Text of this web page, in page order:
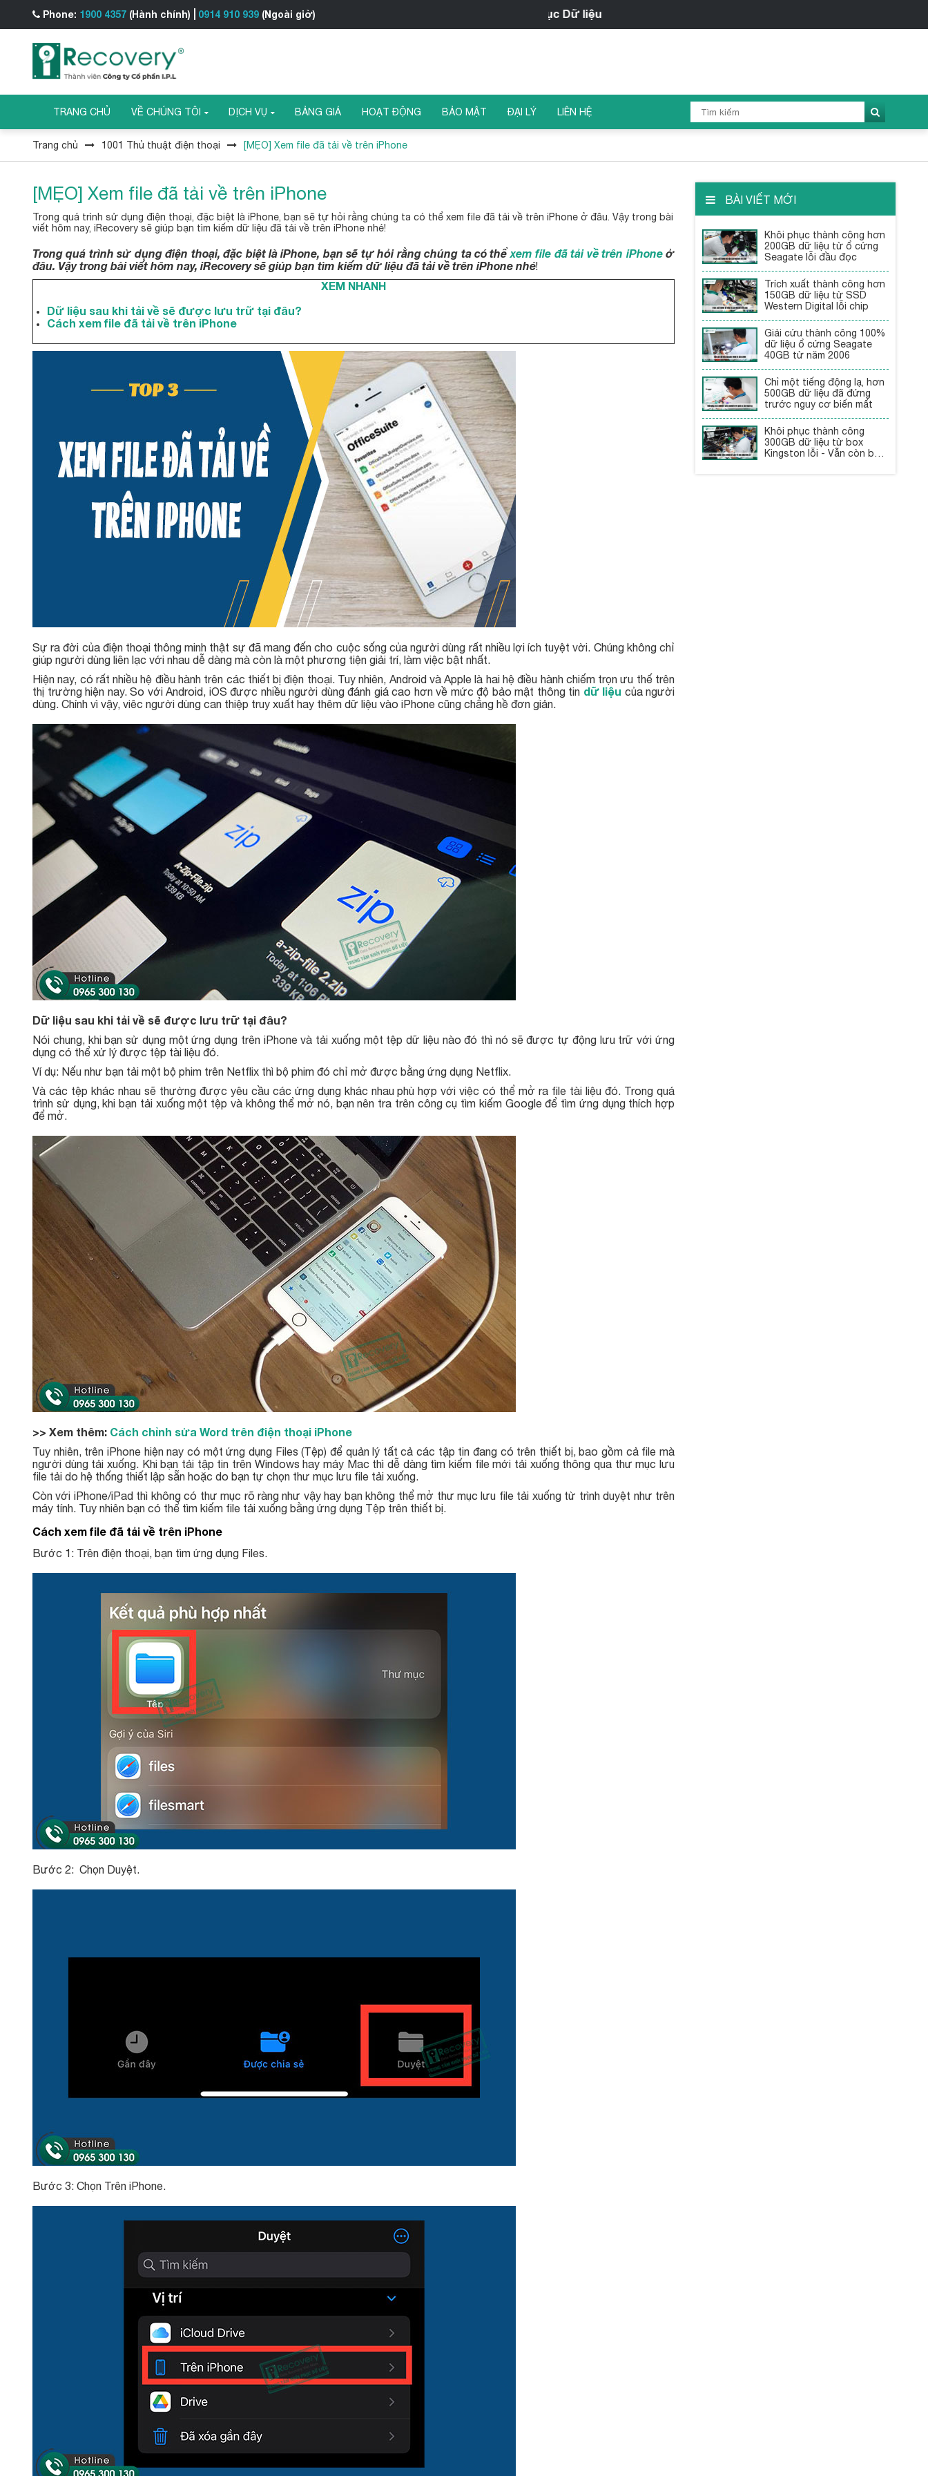
Phone: 1900 4357 (Hành chính) 0914 910 939 (Ngoài giờ)
TRANG CHỦ VỀ CHÚNG TÔI DỊCH VỤ BẢNG GIÁ HOẠT ĐỘNG BẢO MẬT ĐẠI LÝ LIÊN HỆ
Trang chủ 1001 Thủ thuật điện thoại [MẸO] Xem file đã tải về trên iPhone
[MẸO] Xem file đã tải về trên iPhone
Trong quá trình sử dụng điện thoại, đặc biệt là iPhone, bạn sẽ tự hỏi rằng chúng ta có thể xem file đã tải về trên iPhone ở đâu. Vậy trong bài
viết hôm nay, iRecovery sẽ giúp bạn tìm kiếm dữ liệu đã tải về trên iPhone nhé!
Trong quá trình sử dụng điện thoại, đặc biệt là iPhone, bạn sẽ tự hỏi rằng chúng ta có thểxem file đã tải về trên iPhoneở
đâu. Vậy trong bài viết hôm nay, iRecovery sẽ giúp bạn tìm kiếm dữ liệu đã tải về trên iPhone nhé!
XEM NHANH
Dữ liệu sau khi tải về sẽ được lưu trữ tại đâu?
Cách xem file đã tải về trên iPhone
Sự ra đời của điện thoại thông minh thật sự đã mang đến cho cuộc sống của người dùng rất nhiều lợi ích tuyệt vời. Chúng không chỉ
giúp người dùng liên lạc với nhau dễ dàng mà còn là một phương tiện giải trí, làm việc bật nhất.
Hiện nay, có rất nhiều hệ điều hành trên các thiết bị điện thoại. Tuy nhiên, Android và Apple là hai hệ điều hành chiếm trọn ưu thế trên
thị trường hiện nay. So với Android, iOS được nhiều người dùng đánh giá cao hơn về mức độ bảo mật thông tin dữ liệu của người
dùng. Chính vì vậy, viêc người dùng can thiệp truy xuất hay thêm dữ liệu vào iPhone cũng chẳng hề đơn giản.
Dữ liệu sau khi tải về sẽ được lưu trữ tại đâu?
Nói chung, khi bạn sử dụng một ứng dụng trên iPhone và tải xuống một tệp dữ liệu nào đó thì nó sẽ được tự động lưu trữ với ứng
dụng có thể xử lý được tệp tài liệu đó.
Ví dụ: Nếu như bạn tải một bộ phim trên Netflix thì bộ phim đó chỉ mở được bằng ứng dụng Netflix.
Và các tệp khác nhau sẽ thường được yêu cầu các ứng dụng khác nhau phù hợp với việc có thể mở ra file tài liệu đó. Trong quá
trình sử dụng, khi bạn tải xuống một tệp và không thể mở nó, bạn nên tra trên công cụ tìm kiếm Google để tìm ứng dụng thích hợp
để mở.
>> Xem thêm: Cách chỉnh sửa Word trên điện thoại iPhone
Tuy nhiên, trên iPhone hiện nay có một ứng dụng Files (Tệp) để quản lý tất cả các tập tin đang có trên thiết bị, bao gồm cả file mà
người dùng tải xuống. Khi bạn tải tập tin trên Windows hay máy Mac thì dễ dàng tìm kiếm file mới tải xuống thông qua thư mục lưu
file tải do hệ thống thiết lập sẵn hoặc do bạn tự chọn thư mục lưu file tải xuống.
Còn với iPhone/iPad thì không có thư mục rõ ràng như vậy hay bạn không thể mở thư mục lưu file tải xuống từ trình duyệt như trên
máy tính. Tuy nhiên bạn có thể tìm kiếm file tải xuống bằng ứng dụng Tệp trên thiết bị.
Cách xem file đã tải về trên iPhone
Bước 1: Trên điện thoại, bạn tìm ứng dụng Files.
Bước 2: Chọn Duyệt.
Bước 3: Chọn Trên iPhone.
BÀI VIẾT MỚI
Khôi phục thành công hơn
200GB dữ liệu từ ổ cứng
Seagate lỗi đầu đọc
Trích xuất thành công hơn
150GB dữ liệu từ SSD
Western Digital lỗi chip
Giải cứu thành công 100%
dữ liệu ổ cứng Seagate
40GB từ năm 2006
Chỉ một tiếng động lạ, hơn
500GB dữ liệu đã đứng
trước nguy cơ biến mất
Khôi phục thành công
300GB dữ liệu từ box
Kingston lỗi - Vẫn còn bảo